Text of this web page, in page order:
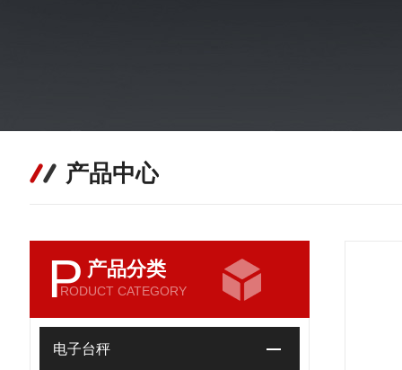
产品中心
P 产品分类
RODUCT CATEGORY
电子台秤